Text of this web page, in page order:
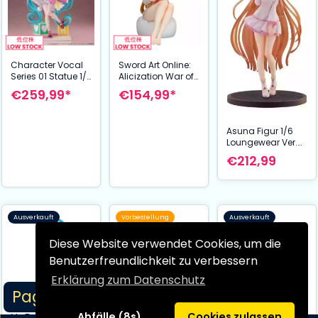
Diese Website verwendet Cookies, um die
Benutzerfreundlichkeit zu verbessern
Erklärung zum Datenschutz
Page 1/2
Character Vocal
Series 01 Statue 1/7
Hatsune Miku Expo
2023 VR Ver. 36
€259,99*
Sword Art Online:
Alicization War of
Underworld PVC
Statue 1/7 Asuna
€154,99*
Asuna Figur 1/6
Loungewear Ver.
Sword Art Online
Alicization War of
€212,99
Ausverkauft Vorbestellung Ausverkauft